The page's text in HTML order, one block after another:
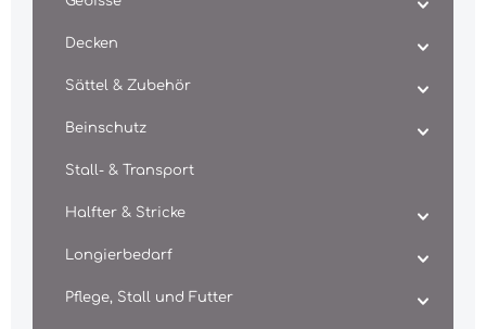
Decken
Sättel & Zubehör
Beinschutz
Stall- & Transport
Halfter & Stricke
Longierbedarf
Pflege, Stall und Futter